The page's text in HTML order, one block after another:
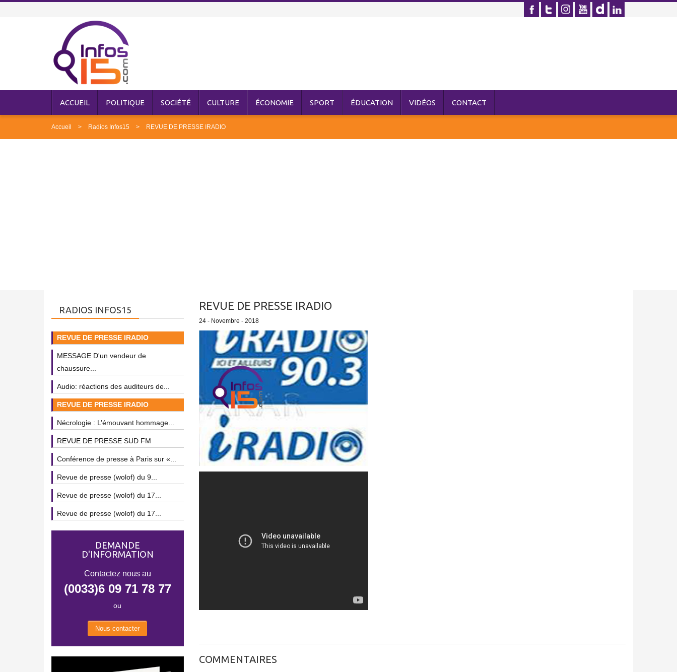
ACCUEIL POLITIQUE SOCIÉTÉ CULTURE ÉCONOMIE SPORT ÉDUCATION VIDÉOS CONTACT
Accueil Radios Infos15 REVUE DE PRESSE IRADIO
REVUE DE PRESSE IRADIO
24 - Novembre - 2018
COMMENTAIRES
RADIOS INFOS15
REVUE DE PRESSE IRADIO
MESSAGE D'un vendeur de
chaussure...
Audio: réactions des auditeurs de...
REVUE DE PRESSE IRADIO
Nécrologie : L’émouvant hommage...
REVUE DE PRESSE SUD FM
Conférence de presse à Paris sur «...
Revue de presse (wolof) du 9...
Revue de presse (wolof) du 17...
Revue de presse (wolof) du 17...
DEMANDE
D'INFORMATION
Contactez nous au
(0033)6 09 71 78 77
ou
Nous contacter